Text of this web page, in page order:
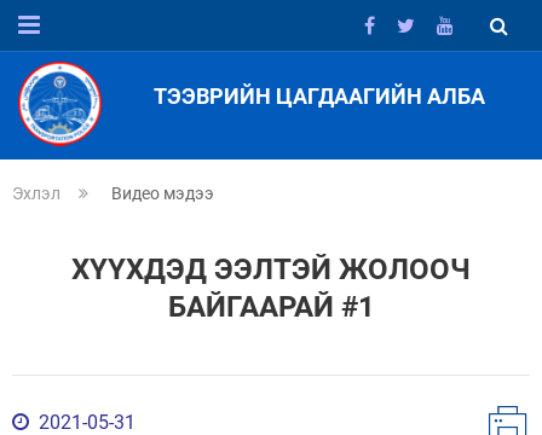
ТЭЭВРИЙН ЦАГДААГИЙН АЛБА
Эхлэл Видео мэдээ
ХҮҮХДЭД ЭЭЛТЭЙ ЖОЛООЧ
БАЙГААРАЙ #1
2021-05-31